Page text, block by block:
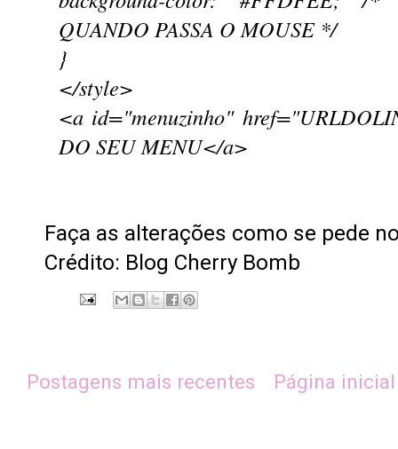
QUANDO PASSA O MOUSE */
}
</style>
<a id="menuzinho"
DO SEU MENU</a>
Faça as alterações como se pede
Crédito: Blog Cherry Bomb
Postagens mais recentes Página inicial